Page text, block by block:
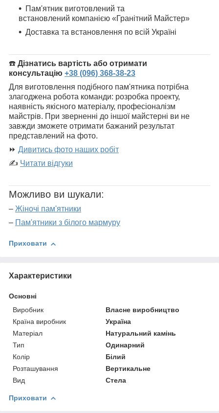
Пам'ятник виготовлений та
встановлений компанією «Гранітний Майстер»
Доставка та встановлення по всій Україні
☎️ Дізнатись вартість або отримати
консультацію +38 (096) 368-38-23
Для виготовлення подібного пам'ятника потрібна
злагоджена робота команди: розробка проекту,
наявність якісного матеріалу, професіоналізм
майстрів. При зверненні до іншої майстерні ви не
завжди зможете отримати бажаний результат
представлений на фото.
⏩ Дивитись фото наших робіт
✍ Читати відгуки
Можливо ви шукали:
– Жіночі пам'ятники
– Пам'ятники з білого мармуру
Приховати
Характеристики
Основні
Виробник
Власне виробництво
Країна виробник
Україна
Матеріал
Натуральний камінь
Тип
Одинарний
Колір
Білий
Розташування
Вертикальне
Вид
Стела
Приховати